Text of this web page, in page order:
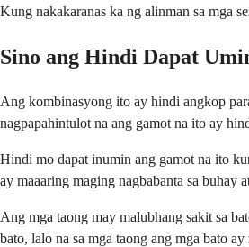
Kung nakakaranas ka ng alinman sa mga
Sino ang Hindi Dapat
Ang kombinasyong ito ay hindi angkop
nagpapahintulot na ang gamot na ito ay
Hindi mo dapat inumin ang gamot na ito
ay maaaring maging nagbabanta sa
Ang mga taong may malubhang sakit sa
bato, lalo na sa mga taong ang mga bato ay